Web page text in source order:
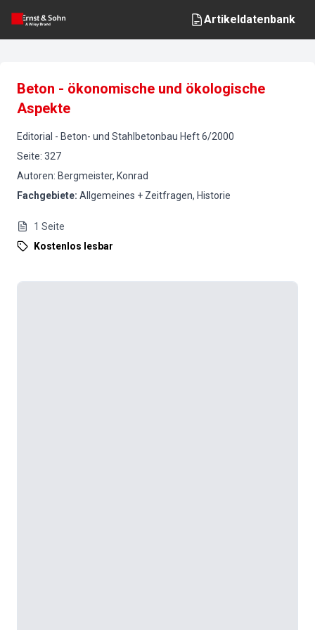
Artikeldatenbank
Beton - ökonomische und ökologische
Aspekte
Editorial - Beton- und Stahlbetonbau Heft6/2000
Seite: 327
Autoren: Bergmeister, Konrad
Fachgebiete: Allgemeines + Zeitfragen, Historie
1 Seite
Kostenlos lesbar